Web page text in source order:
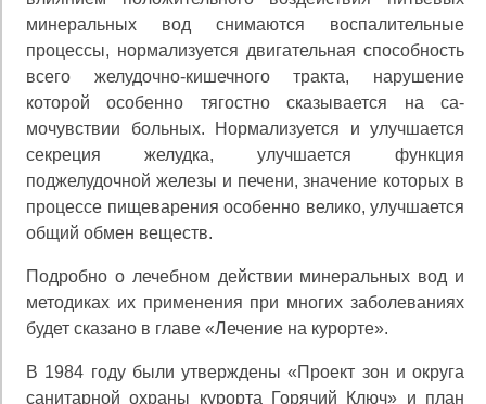
минеральных вод сни­маются воспалительные
процессы, нормализуется двига­тельная способность
всего желудочно-кишечного тракта, нарушение
которой особенно тягостно сказывается на са­
мочувствии больных. Нормализуется и улучшается
секре­ция желудка, улучшается функция
поджелудочной желе­зы и печени, значение которых в
процессе пищеварения особенно велико, улучшается
общий обмен веществ.
Подробно о лечебном действии минеральных вод и
методиках их применения при многих заболеваниях
бу­дет сказано в главе «Лечение на курорте».
В 1984 году были утверждены «Проект зон и округа
санитарной охраны курорта Горячий Ключ» и план